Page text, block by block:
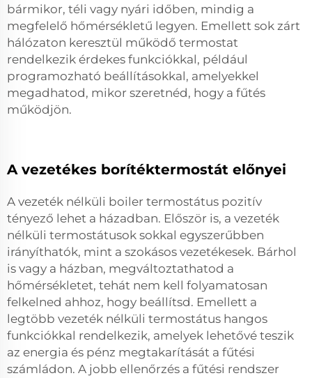
bármikor, téli vagy nyári időben, mindig a
megfelelő hőmérsékletű legyen. Emellett sok zárt
hálózaton keresztül működő termostat
rendelkezik érdekes funkciókkal, például
programozható beállításokkal, amelyekkel
megadhatod, mikor szeretnéd, hogy a fűtés
működjön.
A vezetékes borítéktermostát előnyei
A vezeték nélküli boiler termostátus pozitív
tényező lehet a házadban. Először is, a vezeték
nélküli termostátusok sokkal egyszerűbben
irányíthatók, mint a szokásos vezetékesek. Bárhol
is vagy a házban, megváltoztathatod a
hőmérsékletet, tehát nem kell folyamatosan
felkelned ahhoz, hogy beállítsd. Emellett a
legtöbb vezeték nélküli termostátus hangos
funkciókkal rendelkezik, amelyek lehetővé teszik
az energia és pénz megtakarítását a fűtési
számládon. A jobb ellenőrzés a fűtési rendszer